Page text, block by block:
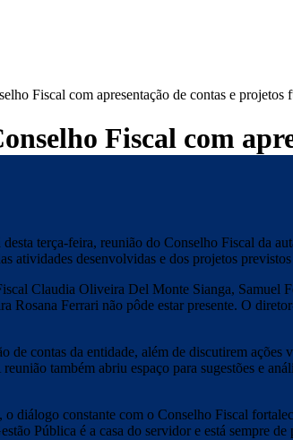
Fiscal com apresentação de contas e projetos
Fiscal com
terça-feira, reunião do Conselho Fiscal da
atividades desenvolvidas e dos projetos
Claudia Oliveira Del Monte Sianga,
Ferrari não pôde estar presente. O
de contas da entidade, além de discutirem
também abriu espaço para sugestões e
diálogo constante com o Conselho Fiscal
Pública é a casa do servidor e está sempre de